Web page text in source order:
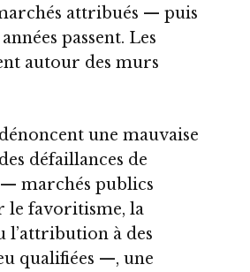
attribués — puis
passent. Les
autour des murs
une mauvaise
défaillances de
marchés publics
le favoritisme, la
à des
qualifiées —, une